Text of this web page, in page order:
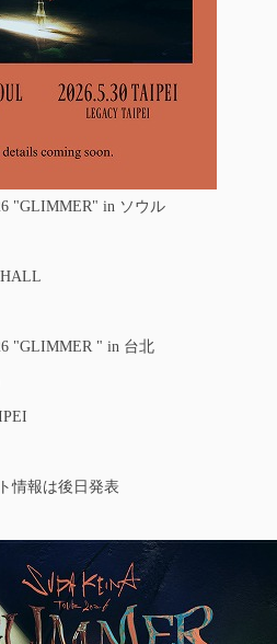
"GLIMMER" in ソウル
"GLIMMER " in 台北
情報は後日発表